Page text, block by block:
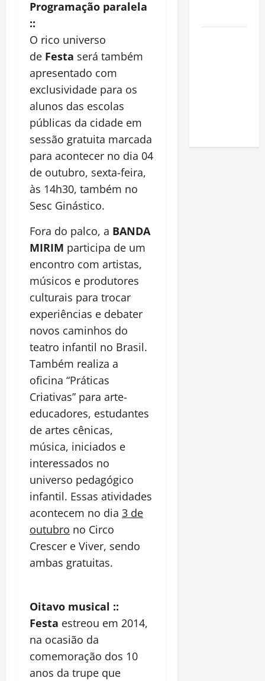
Programação paralela
::
O rico universo
de Festa será também
apresentado com
exclusividade para os
alunos das escolas
públicas da cidade em
sessão gratuita marcada
para acontecer no dia 04
de outubro, sexta-feira,
às 14h30, também no
Sesc Ginástico.
Fora do palco, a BANDA
MIRIM participa de um
encontro com artistas,
músicos e produtores
culturais para trocar
experiências e debater
novos caminhos do
teatro infantil no Brasil.
Também realiza a
oficina “Práticas
Criativas” para arte-
educadores, estudantes
de artes cênicas,
música, iniciados e
interessados no
universo pedagógico
infantil. Essas atividades
acontecem no dia 3 de
outubro no Circo
Crescer e Viver, sendo
ambas gratuitas.
Oitavo musical ::
Festa estreou em 2014,
na ocasião da
comemoração dos 10
anos da trupe que